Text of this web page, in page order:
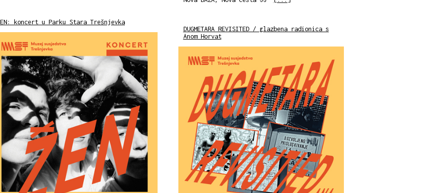
koncert u Parku Stara Trešnjevka
DUGMETARA REVISITED / glazbena radionica s
Anom Horvat